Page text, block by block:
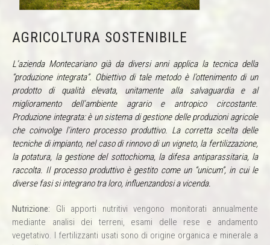
AGRICOLTURA SOSTENIBILE
L’azienda Montecariano già da diversi anni applica la tecnica della
“produzione integrata”. Obiettivo di tale metodo è l’ottenimento di un
prodotto di qualità elevata, unitamente alla salvaguardia e al
miglioramento dell’ambiente agrario e antropico circostante.
Produzione integrata: è un sistema di gestione delle produzioni agricole
che coinvolge l’intero processo produttivo. La corretta scelta delle
tecniche di impianto, nel caso di rinnovo di un vigneto, la fertilizzazione,
la potatura, la gestione del sottochioma, la difesa antiparassitaria, la
raccolta. Il processo produttivo è gestito come un “unicum”, in cui le
diverse fasi si integrano tra loro, influenzandosi a vicenda.
Nutrizione: Gli apporti nutritivi vengono monitorati annualmente
mediante analisi dei terreni, esami delle rese e andamento
vegetativo. I fertilizzanti usati sono di origine organica e minerale a